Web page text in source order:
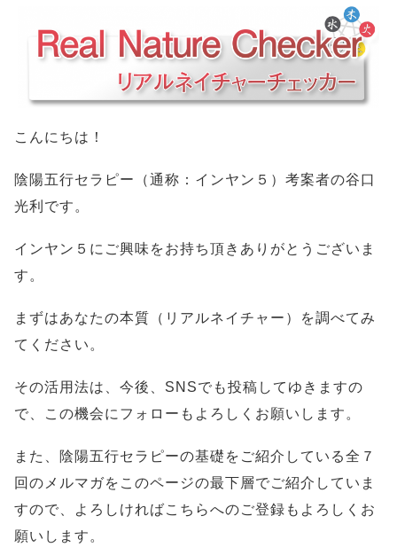
こんにちは！
陰陽五行セラピー（通称：インヤン５）考案者の谷口
光利です。
インヤン５にご興味をお持ち頂きありがとうございま
す。
まずはあなたの本質（リアルネイチャー）を調べてみ
てください。
その活用法は、今後、SNSでも投稿してゆきますの
で、この機会にフォローもよろしくお願いします。
また、陰陽五行セラピーの基礎をご紹介している全７
回のメルマガをこのページの最下層でご紹介していま
すので、よろしければこちらへのご登録もよろしくお
願いします。